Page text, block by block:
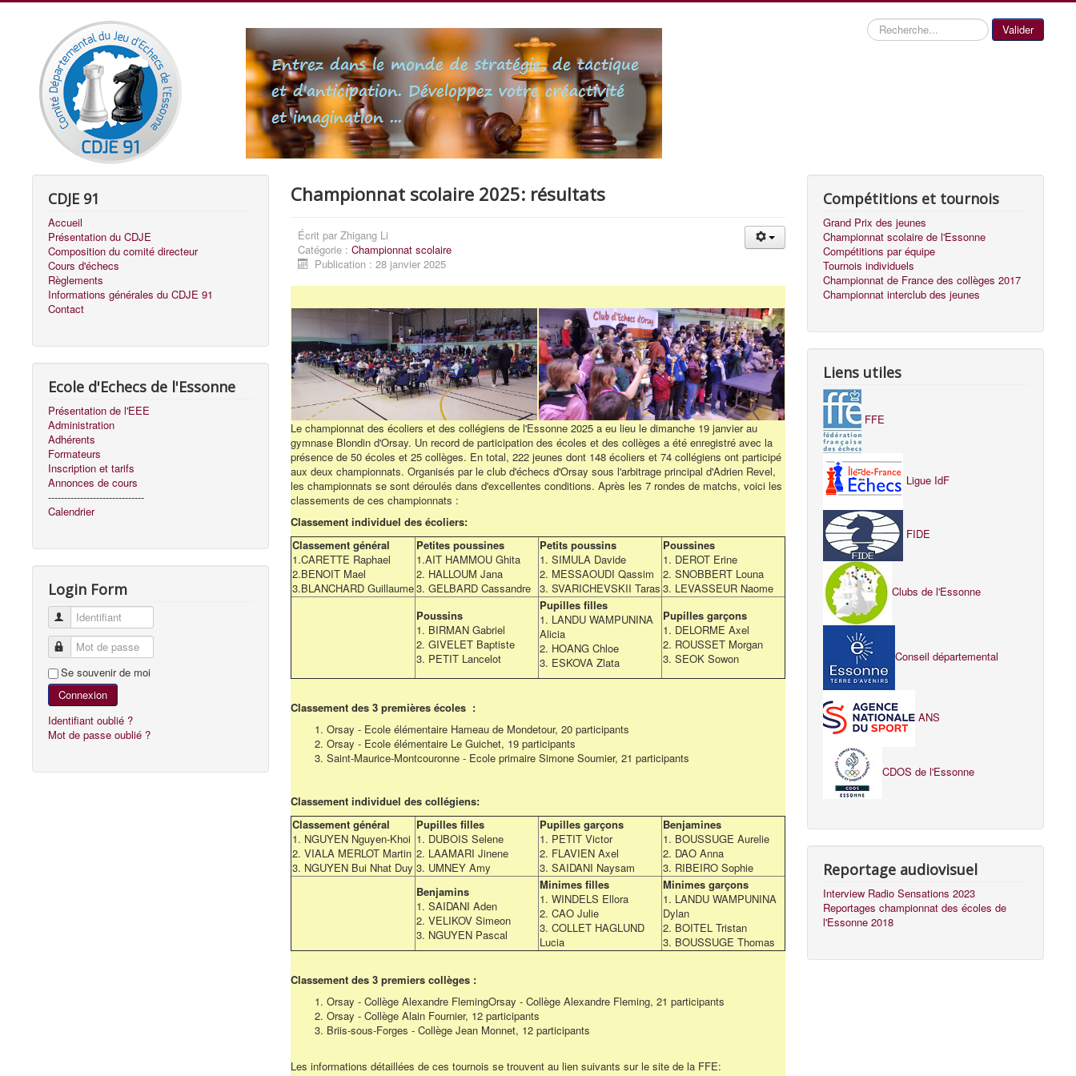
Recherche Valider
CDJE 91
Accueil
Présentation du CDJE
Composition du comité directeur
Cours d'échecs
Règlements
Informations générales du CDJE 91
Contact
Ecole d'Echecs de l'Essonne
Présentation de l'EEE
Administration
Adhérents
Formateurs
Inscription et tarifs
Annonces de cours
------------------------------
Calendrier
Login Form
Identifiant
Mot de passe
Se souvenir de moi
Connexion
Identifiant oublié ?
Mot de passe oublié ?
Championnat scolaire 2025: résultats
Écrit par Zhigang Li
Catégorie : Championnat scolaire
Publication : 28 janvier 2025
Le championnat des écoliers et des collégiens de l'Essonne 2025 a eu lieu le dimanche 19 janvier au
gymnase Blondin d'Orsay. Un record de participation des écoles et des collèges a été enregistré avec la
présence de 50 écoles et 25 collèges. En total, 222 jeunes dont 148 écoliers et 74 collégiens ont participé
aux deux championnats. Organisés par le club d'échecs d'Orsay sous l'arbitrage principal d'Adrien Revel,
les championnats se sont déroulés dans d'excellentes conditions. Après les 7 rondes de matchs, voici les
classements de ces championnats :
Classement individuel des écoliers:
Classement général
1.CARETTE Raphael
2.BENOIT Mael
3.BLANCHARD Guillaume
Petites poussines
1.AIT HAMMOU Ghita
2. HALLOUM Jana
3. GELBARD Cassandre
Petits poussins
1. SIMULA Davide
2. MESSAOUDI Qassim
3. SVARICHEVSKII Taras
Poussines
1. DEROT Erine
2. SNOBBERT Louna
3. LEVASSEUR Naome
Poussins
1. BIRMAN Gabriel
2. GIVELET Baptiste
3. PETIT Lancelot
Pupilles filles
1. LANDU WAMPUNINA
Alicia
2. HOANG Chloe
3. ESKOVA Zlata
Pupilles garçons
1. DELORME Axel
2. ROUSSET Morgan
3. SEOK Sowon
Classement des 3 premières écoles :
1. Orsay - Ecole élémentaire Hameau de Mondetour, 20 participants
2. Orsay - Ecole élémentaire Le Guichet, 19 participants
3. Saint-Maurice-Montcouronne - Ecole primaire Simone Soumier, 21 participants
Classement individuel des collégiens:
Classement général
1. NGUYEN Nguyen-Khoi
2. VIALA MERLOT Martin
3. NGUYEN Bui Nhat Duy
Pupilles filles
1. DUBOIS Selene
2. LAAMARI Jinene
3. UMNEY Amy
Pupilles garçons
1. PETIT Victor
2. FLAVIEN Axel
3. SAIDANI Naysam
Benjamines
1. BOUSSUGE Aurelie
2. DAO Anna
3. RIBEIRO Sophie
Benjamins
1. SAIDANI Aden
2. VELIKOV Simeon
3. NGUYEN Pascal
Minimes filles
1. WINDELS Ellora
2. CAO Julie
3. COLLET HAGLUND
Lucia
Minimes garçons
1. LANDU WAMPUNINA
Dylan
2. BOITEL Tristan
3. BOUSSUGE Thomas
Classement des 3 premiers collèges :
1. Orsay - Collège Alexandre FlemingOrsay - Collège Alexandre Fleming, 21 participants
2. Orsay - Collège Alain Fournier, 12 participants
3. Briis-sous-Forges - Collège Jean Monnet, 12 participants
Les informations détaillées de ces tournois se trouvent au lien suivants sur le site de la FFE:
Compétitions et tournois
Grand Prix des jeunes
Championnat scolaire de l'Essonne
Compétitions par équipe
Tournois individuels
Championnat de France des collèges 2017
Championnat interclub des jeunes
Liens utiles
FFE
Ligue IdF
FIDE
Clubs de l'Essonne
Conseil départemental
ANS
CDOS de l'Essonne
Reportage audiovisuel
Interview Radio Sensations 2023
Reportages championnat des écoles de
l'Essonne 2018